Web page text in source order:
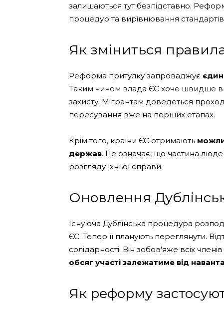
залишаються тут безпідставно.
процедур та вирівнювання
Як зміниться
Реформа притулку запроваджує
Таким чином влада ЄС хоче швидше
захисту. Мігрантам доведеться
пересування вже на перших етапах.
Крім того, країни ЄС отримають
держав. Це означає, що частина
розгляду їхньої справи.
Оновлення
Існуюча Дублінська процедура
ЄС. Тепер її планують переглянути.
солідарності. Він зобов'яже всіх
обсяг участі залежатиме від
Як реформу